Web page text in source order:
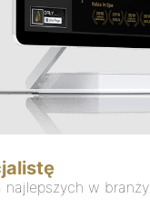
najlepszych w branży